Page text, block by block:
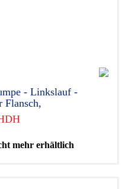
- Linkslauf -
Flansch,
mehr erhältlich